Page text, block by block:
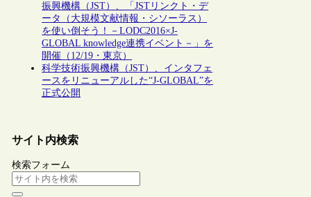
振興機構（JST）、「JSTリンクト・デ
ータ（大規模文献情報・シソーラス）
を使い倒そう！－LODC2016×J-
GLOBAL knowledge連携イベント－」を
開催（12/19・東京）
科学技術振興機構（JST）、インタフェ
ースをリニューアルした“J-GLOBAL”を
正式公開
サイト内検索
検索フォーム